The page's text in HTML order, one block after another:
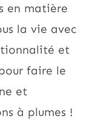
en matière
la vie avec
et
faire le
et
à plumes !